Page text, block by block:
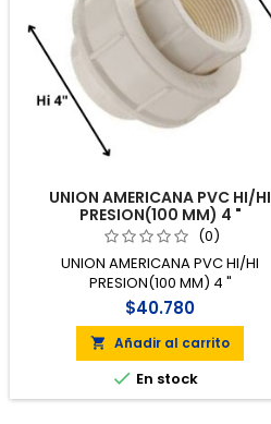
UNION AMERICANA PVC HI/HI
PRESION(100 MM) 4 "
(0)
UNION AMERICANA PVC HI/HI
PRESION(100 MM) 4 "
$40.780
 Añadir al carrito
 En stock